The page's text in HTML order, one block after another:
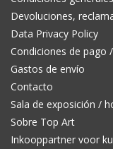
Devoluciones,
Data Privacy Policy
Condiciones de pago
Gastos de envío
Contacto
Sala de exposición /
Sobre Top Art
Inkooppartner voor